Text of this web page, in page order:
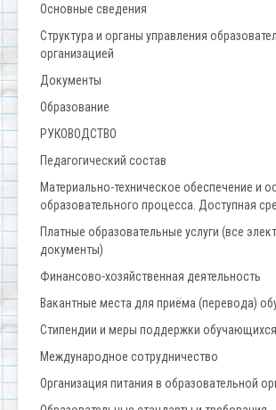
Основные сведения
Структура и органы управления
организацией
Документы
Образование
РУКОВОДСТВО
Педагогический состав
Материально-техническое обеспечение и
образовательного процесса. Доступная
Платные образовательные услуги (все
документы)
Финансово-хозяйственная деятельность
Вакантные места для приёма (перевода)
Стипендии и меры поддержки обучающихся
Международное сотрудничество
Организация питания в образовательной